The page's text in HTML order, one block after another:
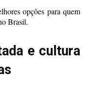
opções para quem
Brasil.
e cultura